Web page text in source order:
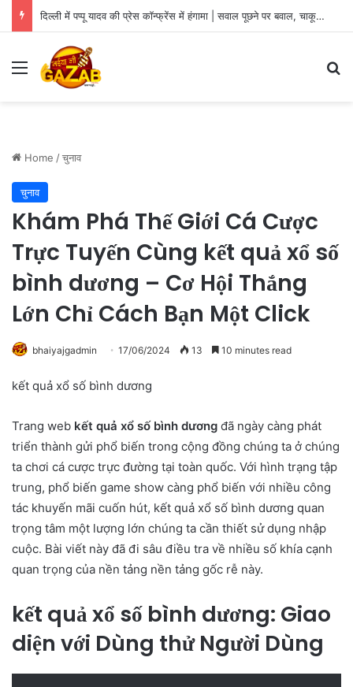
दिल्ली में पप्पू यादव की प्रेस कॉन्फ्रेंस में हंगामा | सवाल पूछने पर बवाल, चाकू लेकर पहुंचे शख्स को पुलिस ने हिरासत में लिया
Menu
Home /चुनाव
चुनाव
Khám Phá Thế Giới Cá Cược
Trực Tuyến Cùng kết quả xổ số
bình dương – Cơ Hội Thắng
Lớn Chỉ Cách Bạn Một Click
bhaiyajgadmin 17/06/2024 13 10 minutes read
kết quả xổ số bình dương
Trang web kết quả xổ số bình dương đã ngày càng phát
triển thành gửi phổ biến trong cộng đồng chúng ta ở chúng
ta chơi cá cược trực đường tại toàn quốc. Với hình trạng tập
trung, phổ biến game show càng phổ biến với nhiều công
tác khuyến mãi cuốn hút, kết quả xổ số bình dương quan
trọng tâm một lượng lớn chúng ta cần thiết sử dụng nhập
cuộc. Bài viết này đã đi sâu điều tra về nhiều số khía cạnh
quan trọng của nền tảng nền tảng gốc rễ này.
kết quả xổ số bình dương: Giao
diện với Dùng thử Người Dùng